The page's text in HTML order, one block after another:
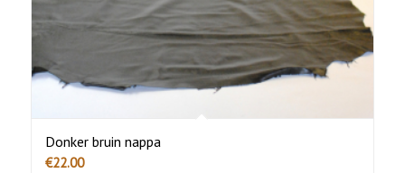
Donker bruin nappa
€22.00